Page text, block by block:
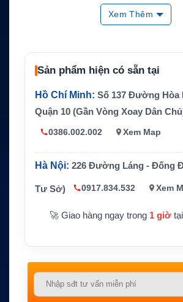
DSC Class D,
ng
Kết nối NMEA 2000, NMEA
Kích thước 6 x 20.5 x 18.1 cm
Lưu ý Không tích hợp AIS
Xem Thêm
Sản phẩm hiện có sẵn tại
Hồ Chí Minh: Số 137 Đường Hòa
Quận 10 (Gần Vòng Xoay Dân
0386.002.002 Xem Map
Hà Nội: 226 Đường Láng - Đống
Tư Sở) 0917.834.532 Xem
🚀 Giao hàng ngay trong 1 giờtại